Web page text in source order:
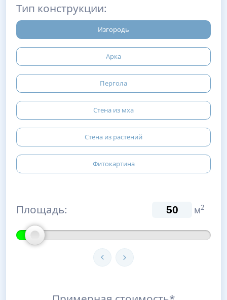
Тип конструкции:
Изгородь
Арка
Пергола
Стена из мха
Стена из растений
Фитокартина
Площадь: м2